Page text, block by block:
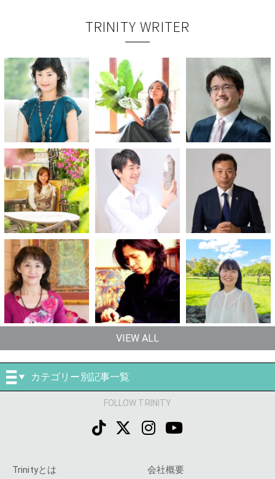
TRINITY WRITER
VIEW ALL
カテゴリー別記事一覧
FOLLOW TRINITY
Trinityとは 会社概要